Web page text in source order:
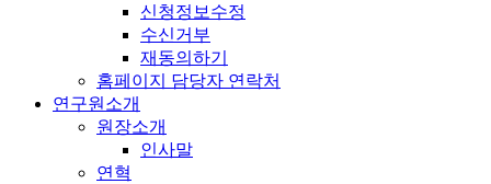
신청정보수정
수신거부
재동의하기
홈페이지 담당자 연락처
연구원소개
원장소개
인사말
연혁